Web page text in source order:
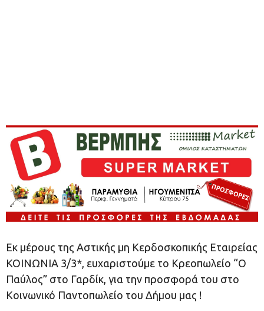
Εκ μέρους της Αστικής µη Kερδοσκοπικής Εταιρείας
ΚΟΙΝΩΝΙΑ 3/3*, ευχαριστούμε το Κρεοπωλείο “Ο
Παύλος” στο Γαρδίκ, για την προσφορά του στο
Κοινωνικό Παντοπωλείο του Δήμου μας !